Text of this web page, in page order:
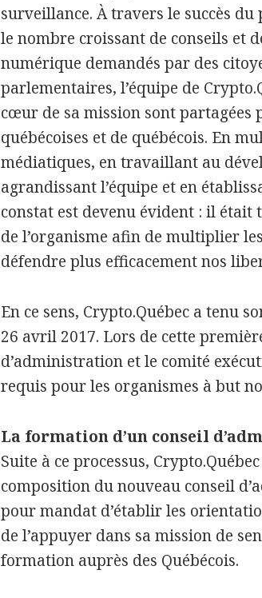
surveillance. À travers le succès du
le nombre croissant de conseils et
numérique demandés par des
parlementaires, l’équipe de
cœur de sa mission sont partagées
québécoises et de québécois. En
médiatiques, en travaillant au
agrandissant l’équipe et en
constat est devenu évident : il était
de l’organisme afin de multiplier
défendre plus efficacement nos
En ce sens, Crypto.Québec a tenu
26 avril 2017. Lors de cette
d’administration et le comité
requis pour les organismes à but
La formation d’un conseil
Suite à ce processus,
composition du nouveau conseil
pour mandat d’établir les
de l’appuyer dans sa mission de
formation auprès des Québécois.